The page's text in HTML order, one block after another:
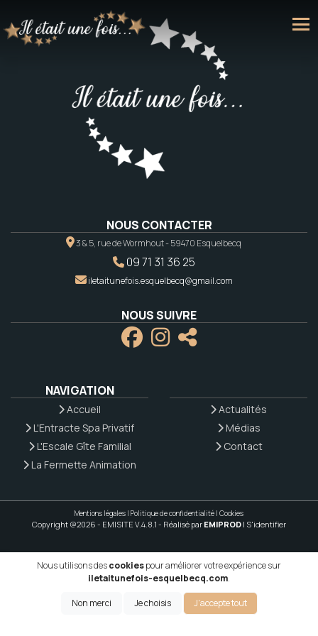
NOUS CONTACTER
3 & 5, rue de Wormhout - 59470 Esquelbecq
09 71 31 36 25
iletaitunefois.esquelbecq@gmail.com
NOUS SUIVRE
NAVIGATION
Accueil
L'Entracte Spa Privatif
L'Escale Gîte Familial
La Fermette Animation
Actualités
Médias
Contact
Mentions légales | Politique de confidentialité | Cookies
Copyright @2026 - EMISITE V.4.8.1 - Réalisé par EMIPROD | S'identifier
Nous utilisons descookiespour améliorer votre expérience sur
iletaitunefois-esquelbecq.com.
Non merci Je choisis J'accepte tout